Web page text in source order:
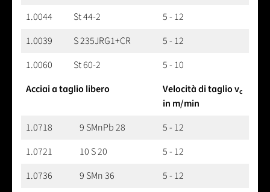
1.0044
St 44-2
5 - 12
1.0039
S 235JRG1+CR
5 - 12
1.0060
St 60-2
5 - 10
Acciai a taglio libero
Velocità di taglio vc
in m/min
1.0718
9 SMnPb 28
5 - 12
1.0721
10 S 20
5 - 12
1.0736
9 SMn 36
5 - 12